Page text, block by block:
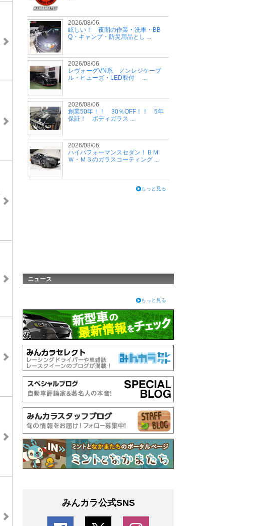
2026/08/06
眩しい！ 夜間の作業・洗車・BB
Q・キャンプ・防災用品とし ...
2026/08/06
レヴォーグVN系 ノンレジケーブ
ル・ヒューズ・LED取付 ...
2026/08/06
創業50年！！ 30％OFF！！ 5年
保証！ ボディガラス ...
2026/08/06
ハイパフォーマンスセダン！ＢＭ
Ｗ・Ｍ３のガラスコーティング ...
もっと見る
ニュース
もっと見る
みんカラ公式SNS